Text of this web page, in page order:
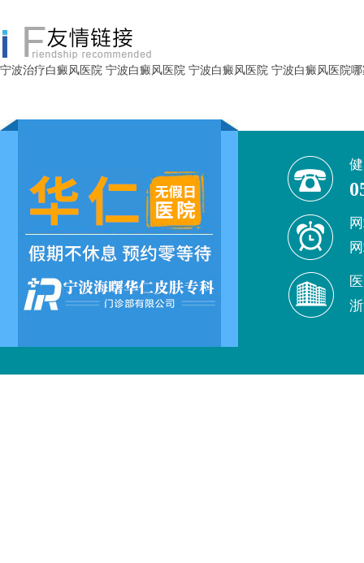
宁波治疗白癜风医院 宁波白癜风医院 宁波白癜风医院 宁波白癜风医院